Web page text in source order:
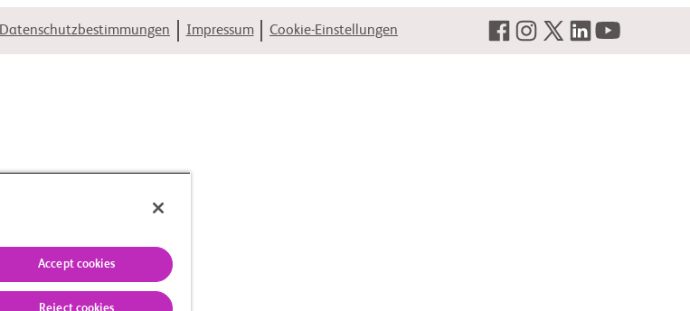
Datenschutzbestimmungen Impressum Cookie-Einstellungen
Accept cookies